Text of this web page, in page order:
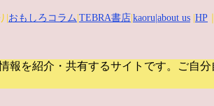
| おもしろコラム TEBRA書店 kaoru |about us HP
を紹介・共有するサイトです。
ご自